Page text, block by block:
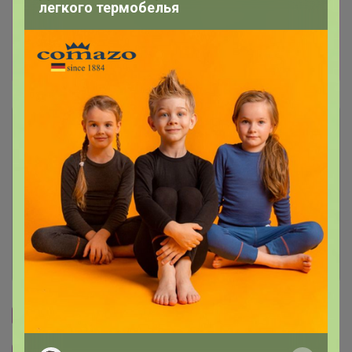
размера (в лоте в описании указаны цены на
обработке счета. Оплата на счет ИП "Прямой
оплатой", без комиссии.
Описание
Условия участия
Ключевые даты
История проведённых выкупов
легкого термобелья